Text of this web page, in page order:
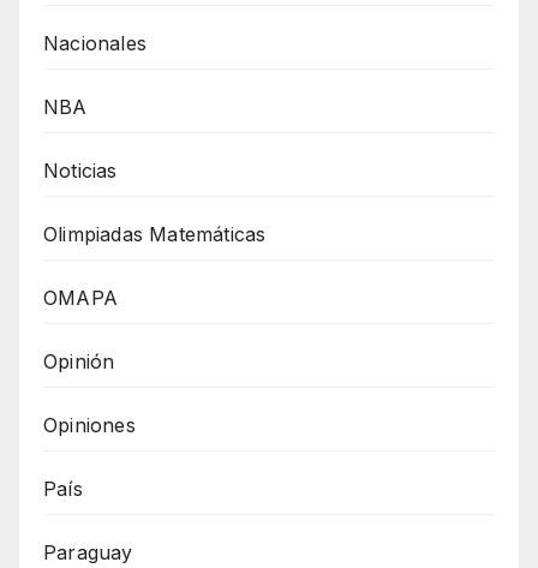
Nacionales
NBA
Noticias
Olimpiadas Matemáticas
OMAPA
Opinión
Opiniones
País
Paraguay